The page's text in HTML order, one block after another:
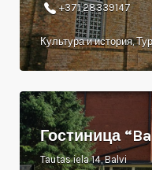
+371 28339147
Культура и история,
Гостиница
Tautas iela 14, Balvi